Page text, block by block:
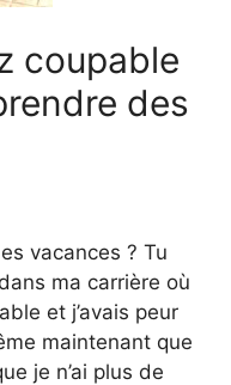
coupable
des
vacances ? Tu
ma carrière où
et j’avais peur
maintenant que
je n’ai plus de